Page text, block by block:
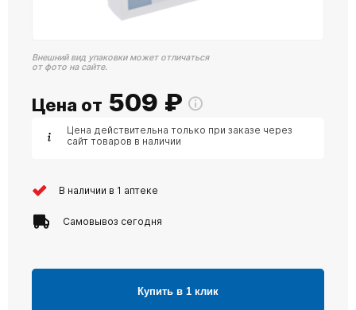
Внешний вид упаковки может отличаться
от фото на сайте.
Цена от 509 ₽
Цена действительна только при заказе через
сайт товаров в наличии
В наличии в 1 аптеке
Самовывоз сегодня
Купить в 1 клик